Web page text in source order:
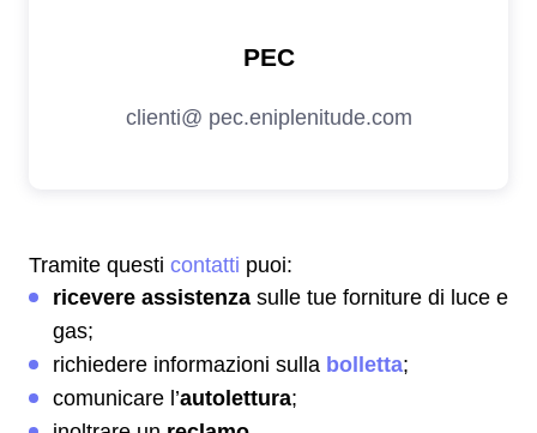
Tramite questi contatti puoi:
ricevere assistenza sulle tue forniture di luce e
gas;
richiedere informazioni sulla bolletta;
comunicare l’autolettura;